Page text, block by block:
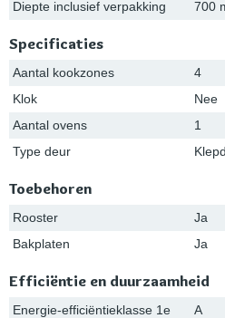
Diepte inclusief verpakking 700
Specificaties
Aantal kookzones
4
Klok
Nee
Aantal ovens
1
Type deur
Toebehoren
Rooster
Ja
Bakplaten
Ja
Efficiëntie en duurzaamheid
Energie-efficiëntieklasse 1e
A